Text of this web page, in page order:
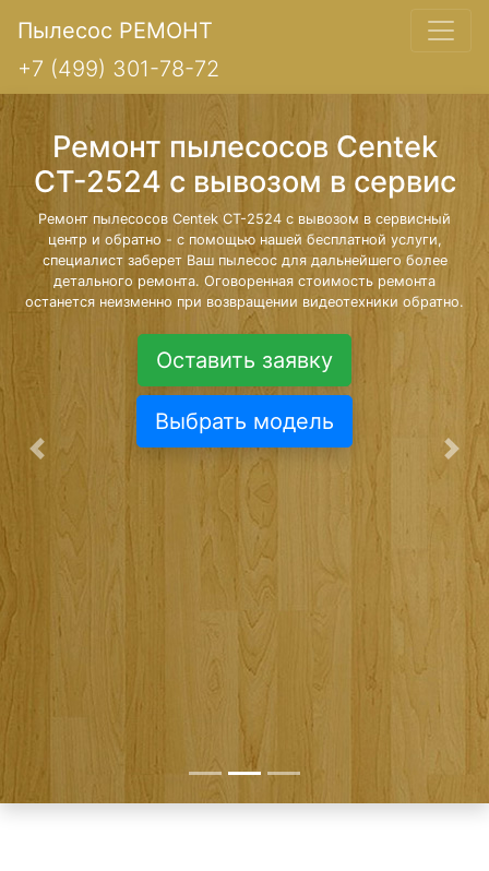
Пылесос РЕМОНТ
+7 (499) 301-78-72
Ремонт пылесосов Centek
CT-2524 с вывозом в сервис
Ремонт пылесосов Centek CT-2524 с вывозом в сервисный
центр и обратно - с помощью нашей бесплатной услуги,
специалист заберет Ваш пылесос для дальнейшего более
детального ремонта. Оговоренная стоимость ремонта
останется неизменно при возвращении видеотехники обратно.
Оставить заявку
Выбрать модель
Предыдущая